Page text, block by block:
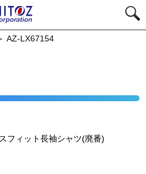
AZ-LX67154
フィット長袖シャツ(廃番)